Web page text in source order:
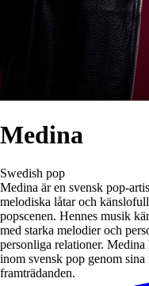
Medina
Swedish pop
Medina är en svensk pop-
melodiska låtar och
popscenen. Hennes musik
med starka melodier och
personliga relationer. Medina
inom svensk pop genom
framträdanden.